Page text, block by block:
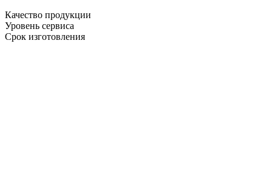
Качество продукции
Уровень сервиса
Срок изготовления